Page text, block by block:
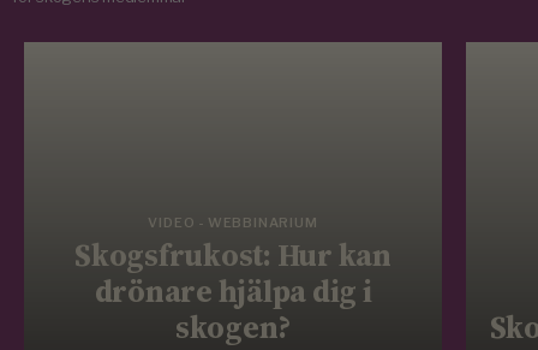
VIDEO - WEBBINARIUM
Skogsfrukost: Hur kan
drönare hjälpa dig i
skogen?